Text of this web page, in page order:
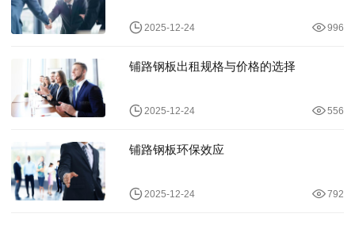
2025-12-24 996
铺路钢板出租规格与价格的选择
2025-12-24 556
铺路钢板环保效应
2025-12-24 792